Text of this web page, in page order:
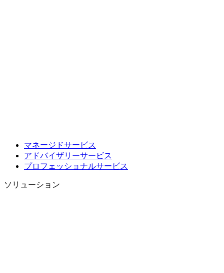
マネージドサービス
アドバイザリーサービス
プロフェッショナルサービス
ソリューション